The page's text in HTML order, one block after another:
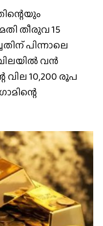
തീരുവ 15
പിന്നാലെ
വൻ
വില 10,200 രൂപ